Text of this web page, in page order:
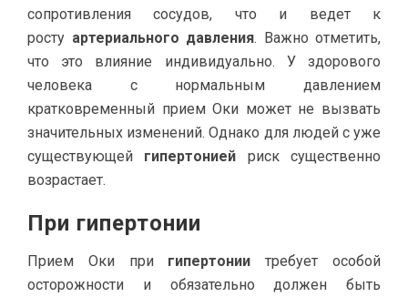
сопротивления сосудов, что и ведет к
росту артериального давления. Важно отметить,
что это влияние индивидуально. У здорового
человека с нормальным давлением
кратковременный прием Оки может не вызвать
значительных изменений. Однако для людей с уже
существующей гипертонией риск существенно
возрастает.
При гипертонии
Прием Оки при гипертонии требует особой
осторожности и обязательно должен быть